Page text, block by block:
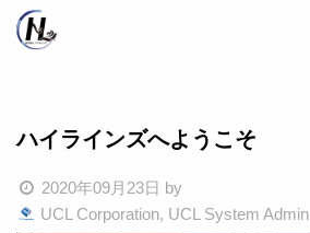
ハイラインズへようこそ
2020年09月23日 by
UCL Corporation, UCL System Admin